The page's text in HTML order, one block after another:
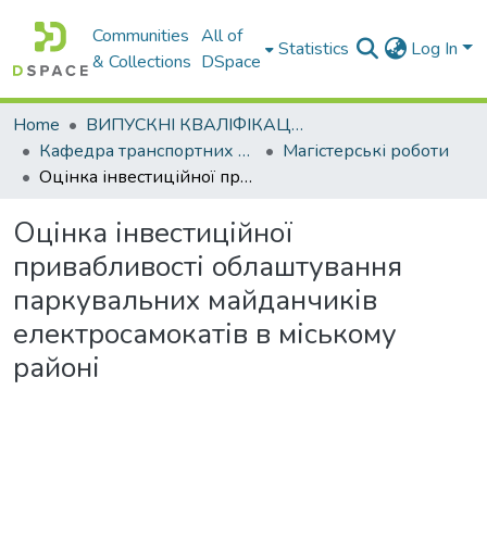
Communities
& Collections
All of
DSpace
Statistics Log In
Home
ВИПУСКНІ КВАЛІФІКАЦІЙНІ РОБОТИ
Кафедра транспортних систем і логістики
Магістерські роботи
Оцінка інвестиційної привабливості облаштування паркувальних майданчиків електросамокатів в міському районі
Оцінка інвестиційної
привабливості облаштування
паркувальних майданчиків
електросамокатів в міському
районі